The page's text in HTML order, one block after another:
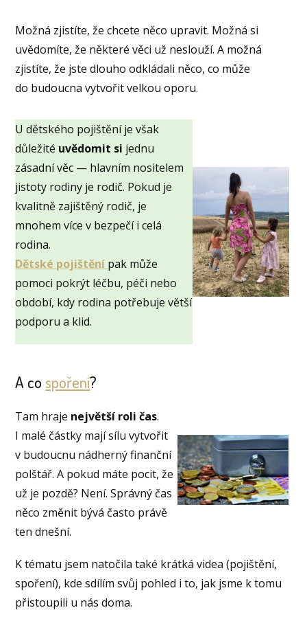
Možná zjistíte, že chcete něco upravit. Možná si
uvědomíte, že některé věci už neslouží. A možná
zjistíte, že jste dlouho odkládali něco, co může
do budoucna vytvořit velkou oporu.
U dětského pojištění je však
důležité uvědomit si jednu
zásadní věc — hlavním nositelem
jistoty rodiny je rodič. Pokud je
kvalitně zajištěný rodič, je
mnohem více v bezpečí i celá
rodina.
Dětské pojištění pak může
pomoci pokrýt léčbu, péči nebo
období, kdy rodina potřebuje větší
podporu a klid.
A co spoření?
Tam hraje největší roli čas.
I malé částky mají sílu vytvořit
v budoucnu nádherný finanční
polštář. A pokud máte pocit, že
už je pozdě? Není. Správný čas
něco změnit bývá často právě
ten dnešní.
K tématu jsem natočila také krátká videa (pojištění,
spoření), kde sdílím svůj pohled i to, jak jsme k tomu
přistoupili u nás doma.